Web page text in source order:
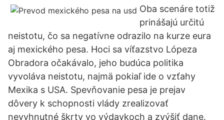
Oba scenáre totiž
prinášajú určitú
neistotu, čo sa negatívne odrazilo na kurze eura
aj mexického pesa. Hoci sa víťazstvo Lópeza
Obradora očakávalo, jeho budúca politika
vyvoláva neistotu, najmä pokiaľ ide o vzťahy
Mexika s USA. Spevňovanie pesa je prejav
dôvery k schopnosti vlády zrealizovať
nevyhnutné škrty vo výdavkoch a zvýšiť dane.